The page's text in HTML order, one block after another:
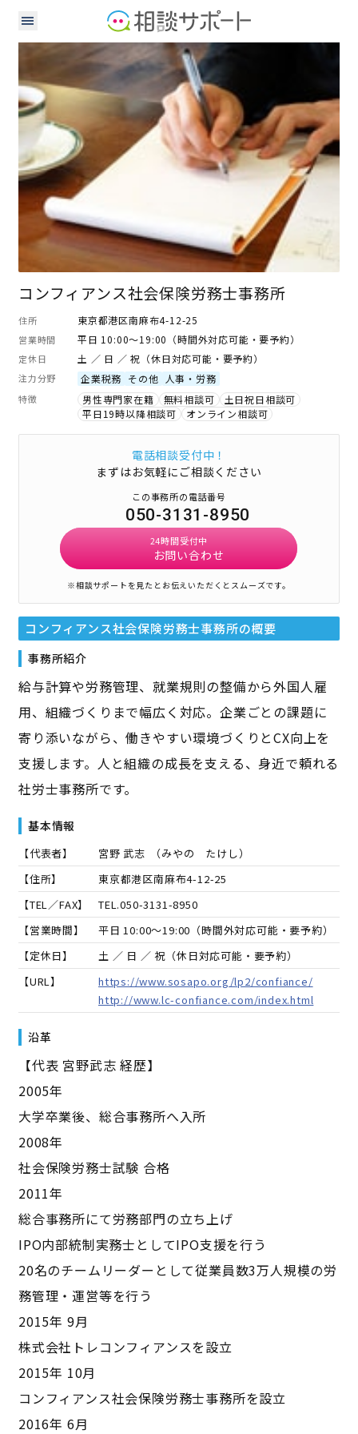
社会保険労務士
コンフィアンス社会保険労務士事務所
住所 東京都港区南麻布4-12-25
営業時間 平日 10:00～19:00（時間外対応可能・要予約）
定休日 土 ／ 日 ／ 祝（休日対応可能・要予約）
注力分野 企業税務 その他 人事・労務
特徴 男性専門家在籍 無料相談可
土日祝日相談可
平日19時以降相談可
オンライン相談可
電話相談受付中！
まずはお気軽にご相談ください
この事務所の電話番号
050-3131-8950
24時間受付中
お問い合わせ
※相談サポートを見たとお伝えいただくとスムーズです。
コンフィアンス社会保険労務士事務所の概要
事務所紹介
給与計算や労務管理、就業規則の整備から外国人雇
用、組織づくりまで幅広く対応。企業ごとの課題に
寄り添いながら、働きやすい環境づくりとCX向上を
支援します。人と組織の成長を支える、身近で頼れる
社労士事務所です。
基本情報
【代表者】 宮野 武志 （みやの たけし）
【住所】
東京都港区南麻布4-12-25
【TEL／FAX】
TEL.050-3131-8950
【営業時間】
平日 10:00～19:00（時間外対応可能・要予約）
【定休日】
土 ／ 日 ／ 祝（休日対応可能・要予約）
【URL】
https://www.sosapo.org/lp2/confiance/
http://www.lc-confiance.com/index.html
沿革
【代表 宮野武志 経歴】
2005年
大学卒業後、総合事務所へ入所
2008年
社会保険労務士試験 合格
2011年
総合事務所にて労務部門の立ち上げ
IPO内部統制実務士としてIPO支援を行う
20名のチームリーダーとして従業員数3万人規模の労
務管理・運営等を行う
2015年 9月
株式会社トレコンフィアンスを設立
2015年 10月
コンフィアンス社会保険労務士事務所を設立
2016年 6月